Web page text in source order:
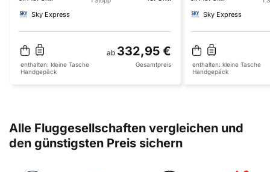
Sky Express
ab 332,95 €
enthalten: kleine Tasche
Handgepäck
Gesamtpreis
Sky Express
enthalten: kleine Tasche
Handgepäck
Alle Fluggesellschaften vergleichen und
den günstigsten Preis sichern